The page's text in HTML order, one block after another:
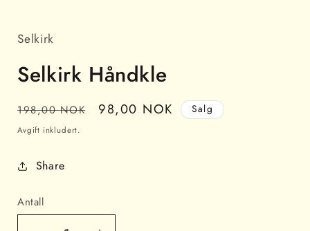
i
modal
Selkirk
Selkirk Håndkle
Vanlig
pris
198,00 NOK Salgspris
98,00 NOK Salg
Avgift inkludert.
Share
Antall